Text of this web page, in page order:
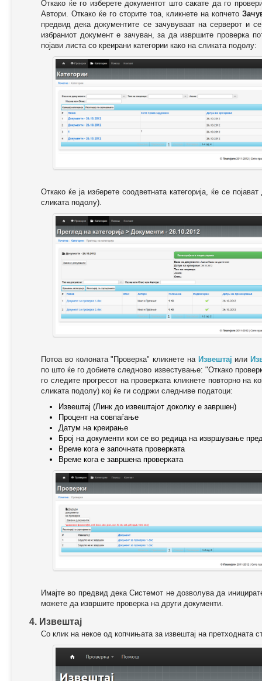
Откако ќе го изберете документот што сакате да го
Автори. Откако ќе го сторите тоа, кликнете на копчето
предвид дека документите се зачувуваат на серверот и
избраниот документ е зачуван, за да извршите проверка
појави листа со креирани категории како на сликата подолу:
Откако ќе ја изберете соодветната категорија, ќе се
сликата подолу).
Потоа во колоната "Проверка" кликнете на Извештај или
по што ќе го добиете следново известување: "Oткако
го следите прогресот на проверката кликнете повторно на
сликата подолу) кој ќе ги содржи следниве податоци:
Извештај (Линк до извештајот доколку е завршен)
Процент на совпаѓање
Датум на креирање
Број на документи кои се во редица на извршување
Време кога е започната проверката
Време кога е завршена проверката
Имајте во предвид дека Системот не дозволува да
можете да извршите проверка на други документи.
4. Извештај
Со клик на некое од копчињата за извештај на претходната